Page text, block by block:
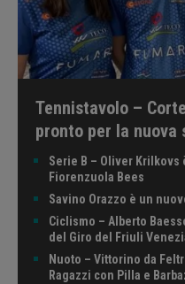
Tennistavolo –
pronto per la nuova
Serie B – Oliver
Fiorenzuola Bees
Savino Orazzo è un
Ciclismo – Alberto
del Giro del Friuli
Nuoto – Vittorino da
Ragazzi con Pilla e